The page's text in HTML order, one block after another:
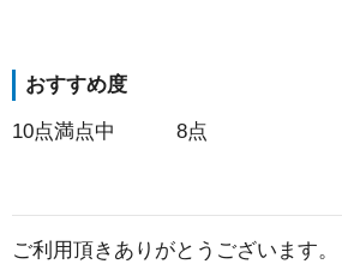
おすすめ度
10点満点中 8点
ご利用頂きありがとうございます。